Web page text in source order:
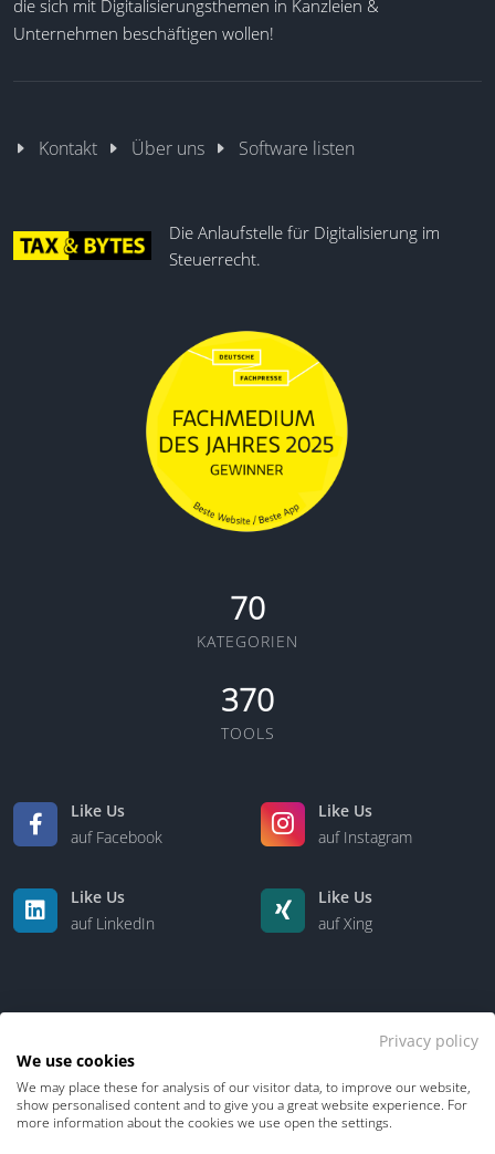
die sich mit Digitalisierungsthemen in Kanzleien &
Unternehmen beschäftigen wollen!
Kontakt Über uns Software listen
Die Anlaufstelle für Digitalisierung im
Steuerrecht.
70
KATEGORIEN
370
TOOLS
Like Us
auf Facebook
Like Us
auf Instagram
Like Us
auf LinkedIn
Like Us
auf Xing
Kontakt Über uns
Privacy policy
We use cookies
We may place these for analysis of our visitor data, to improve our website,
show personalised content and to give you a great website experience. For
more information about the cookies we use open the settings.